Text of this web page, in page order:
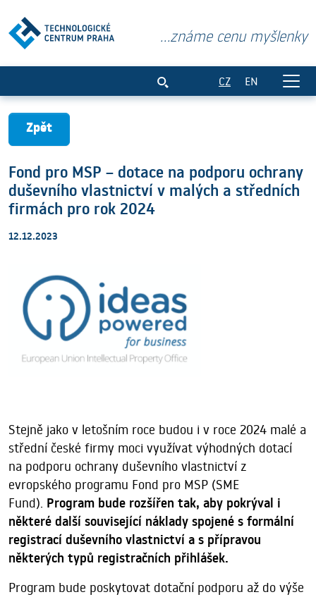
...známe cenu myšlenky
CZ EN
Zpět
Fond pro MSP – dotace na podporu ochrany
duševního vlastnictví v malých a středních
firmách pro rok 2024
12.12.2023
Stejně jako v letošním roce budou i v roce 2024 malé a
střední české firmy moci využívat výhodných dotací
na podporu ochrany duševního vlastnictví z
evropského programu Fond pro MSP (SME
Fund). Program bude rozšířen tak, aby pokrýval i
některé další související náklady spojené s formální
registrací duševního vlastnictví a s přípravou
některých typů registračních přihlášek.
Program bude poskytovat dotační podporu až do výše